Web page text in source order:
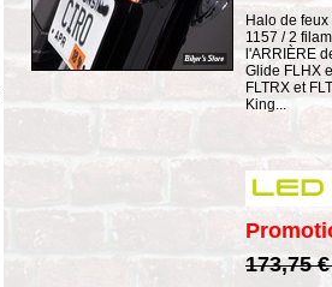
Halo de
1157 / 2
l'ARRIÈRE
Glide FLHX
FLTRX et
King...
173,75